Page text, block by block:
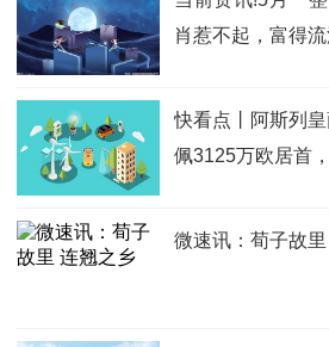
肖惹不起，富得
快看点丨阿斯列
佩3125万欧居首
微速讯：荀子故